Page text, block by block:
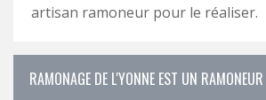
artisan ramoneur pour le réaliser.
RAMONAGE DE L'YONNE EST UN